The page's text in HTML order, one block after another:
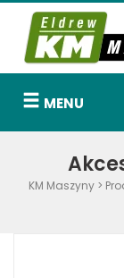
MENU
KM Maszyny>